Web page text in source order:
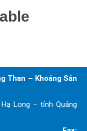
Than – Khoáng Sản
Long – tỉnh Quảng